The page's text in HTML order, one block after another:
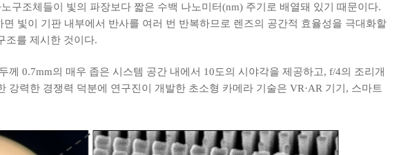
구조체들이 빛의 파장보다 짧은 수백 나노미터(nm) 주기로 배열돼 있기 때문이다.
빛이 기판 내부에서 반사를 여러 번 반복하므로 렌즈의 공간적 효율성을 극대화할
조를 제시한 것이다.
0.7mm의 매우 좁은 시스템 공간 내에서 10도의 시야각을 제공하고, f/4의 조리개
력한 경쟁력 덕분에 연구진이 개발한 초소형 카메라 기술은 VR·AR 기기, 스마트